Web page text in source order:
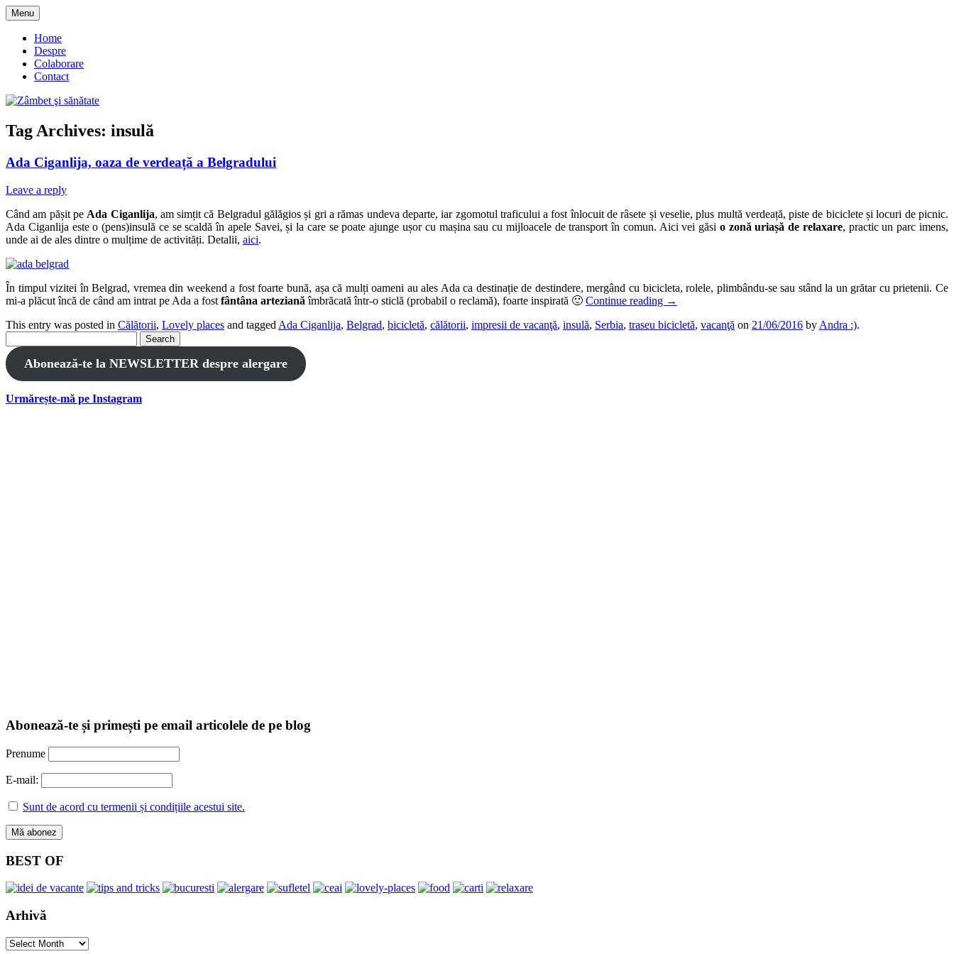
Skip
to
content
Zâmbet şi sănătate
Menu
Home
Despre
Colaborare
Contact
Tag Archives: insulă
Ada Ciganlija, oaza de verdeață a Belgradului
Leave a reply
Când am pășit pe Ada Ciganlija, am simțit că Belgradul gălăgios și gri a rămas undeva departe, iar zgomotul traficului a fost înlocuit de râsete și veselie, plus multă verdeață, piste de biciclete și locuri de picnic.
Ada Ciganlija este o (pens)insulă ce se scaldă în apele Savei, și la care se poate ajunge ușor cu mașina sau cu mijloacele de transport în comun. Aici vei găsi o zonă uriașă de relaxare, practic un parc imens,
unde ai de ales dintre o mulțime de activități. Detalii, aici.
În timpul vizitei în Belgrad, vremea din weekend a fost foarte bună, așa că mulți oameni au ales Ada ca destinație de destindere, mergând cu bicicleta, rolele, plimbându-se sau stând la un grătar cu prietenii. Ce
mi-a plăcut încă de când am intrat pe Ada a fost fântâna arteziană îmbrăcată într-o sticlă (probabil o reclamă), foarte inspirată 🙂 Continue reading →
This entry was posted in Călătorii, Lovely places and tagged Ada Ciganlija, Belgrad, bicicletă, călătorii, impresii de vacanţă, insulă, Serbia, traseu bicicletă, vacanţă on 21/06/2016 by Andra :).
for:
Abonează-te la NEWSLETTER despre alergare
Urmărește-mă pe Instagram
Abonează-te și primești pe email articolele de pe blog
Prenume
E-mail:
Sunt de acord cu termenii și condițiile acestui site.
BEST OF
Arhivă
Arhivă